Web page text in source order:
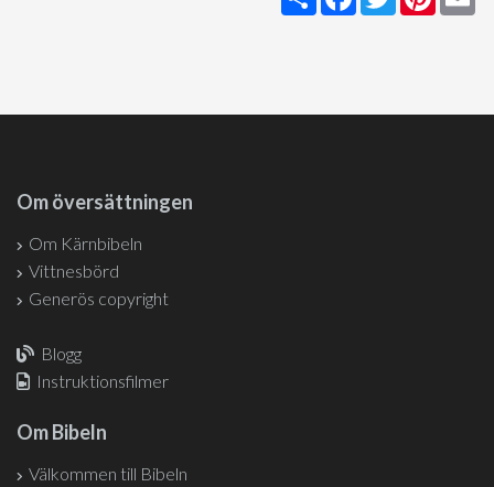
Om översättningen
Om Kärnbibeln
Vittnesbörd
Generös copyright
Blogg
Instruktionsfilmer
Om Bibeln
Välkommen till Bibeln